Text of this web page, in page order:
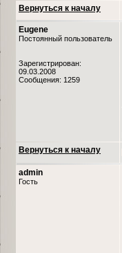
Вернуться к началу
Eugene
Постоянный пользователь
Зарегистрирован:
09.03.2008
Сообщения: 1259
Вернуться к началу
admin
Гость